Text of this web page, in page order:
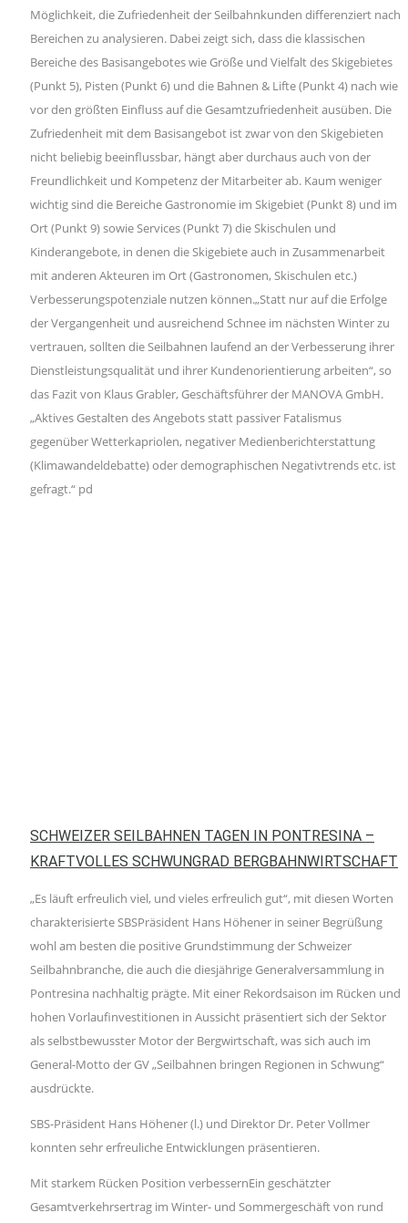
Möglichkeit, die Zufriedenheit der Seilbahnkunden differenziert nach
Bereichen zu analysieren. Dabei zeigt sich, dass die klassischen
Bereiche des Basisangebotes wie Größe und Vielfalt des Skigebietes
(Punkt 5), Pisten (Punkt 6) und die Bahnen & Lifte (Punkt 4) nach wie
vor den größten Einfluss auf die Gesamtzufriedenheit ausüben. Die
Zufriedenheit mit dem Basisangebot ist zwar von den Skigebieten
nicht beliebig beeinflussbar, hängt aber durchaus auch von der
Freundlichkeit und Kompetenz der Mitarbeiter ab. Kaum weniger
wichtig sind die Bereiche Gastronomie im Skigebiet (Punkt 8) und im
Ort (Punkt 9) sowie Services (Punkt 7) die Skischulen und
Kinderangebote, in denen die Skigebiete auch in Zusammenarbeit
mit anderen Akteuren im Ort (Gastronomen, Skischulen etc.)
Verbesserungspotenziale nutzen können.„Statt nur auf die Erfolge
der Vergangenheit und ausreichend Schnee im nächsten Winter zu
vertrauen, sollten die Seilbahnen laufend an der Verbesserung ihrer
Dienstleistungsqualität und ihrer Kundenorientierung arbeiten“, so
das Fazit von Klaus Grabler, Geschäftsführer der MANOVA GmbH.
„Aktives Gestalten des Angebots statt passiver Fatalismus
gegenüber Wetterkapriolen, negativer Medienberichterstattung
(Klimawandeldebatte) oder demographischen Negativtrends etc. ist
gefragt.“ pd
SCHWEIZER SEILBAHNEN TAGEN IN PONTRESINA –
KRAFTVOLLES SCHWUNGRAD BERGBAHNWIRTSCHAFT
„Es läuft erfreulich viel, und vieles erfreulich gut“, mit diesen Worten
charakterisierte SBSPräsident Hans Höhener in seiner Begrüßung
wohl am besten die positive Grundstimmung der Schweizer
Seilbahnbranche, die auch die diesjährige Generalversammlung in
Pontresina nachhaltig prägte. Mit einer Rekordsaison im Rücken und
hohen Vorlaufinvestitionen in Aussicht präsentiert sich der Sektor
als selbstbewusster Motor der Bergwirtschaft, was sich auch im
General-Motto der GV „Seilbahnen bringen Regionen in Schwung“
ausdrückte.
SBS-Präsident Hans Höhener (l.) und Direktor Dr. Peter Vollmer
konnten sehr erfreuliche Entwicklungen präsentieren.
Mit starkem Rücken Position verbessernEin geschätzter
Gesamtverkehrsertrag im Winter- und Sommergeschäft von rund